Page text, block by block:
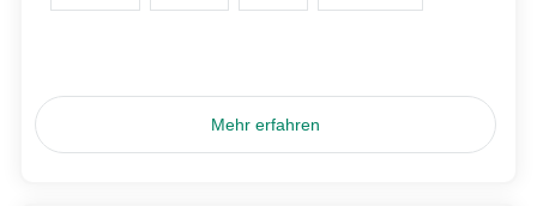
Mehr erfahren